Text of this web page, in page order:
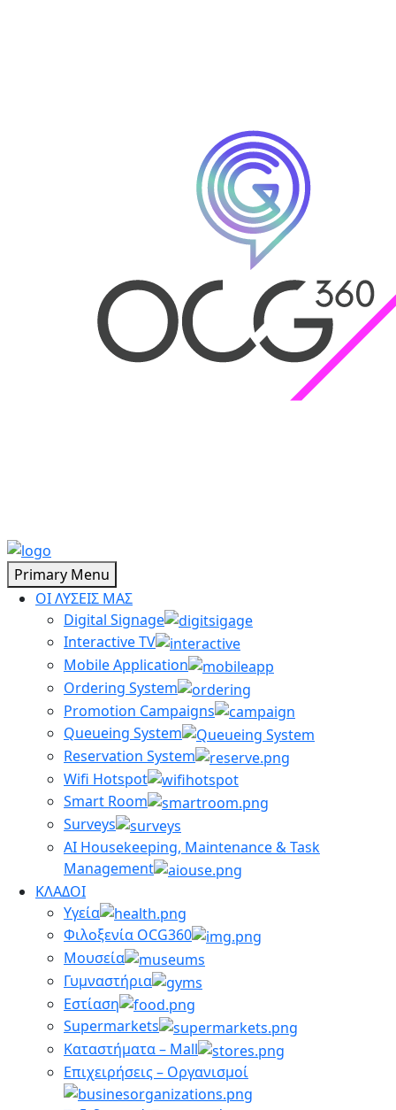
Primary Menu
ΟΙ ΛΥΣΕΙΣ ΜΑΣ
Digital Signage
Interactive TV
Mobile Application
Ordering System
Promotion Campaigns
Queueing System
Reservation System
Wifi Hotspot
Smart Room
Surveys
AI Housekeeping, Maintenance & Task
Management
ΚΛΑΔΟΙ
Υγεία
Φιλοξενία OCG360
Μουσεία
Γυμναστήρια
Εστίαση
Supermarkets
Καταστήματα – Mall
Επιχειρήσεις – Οργανισμοί